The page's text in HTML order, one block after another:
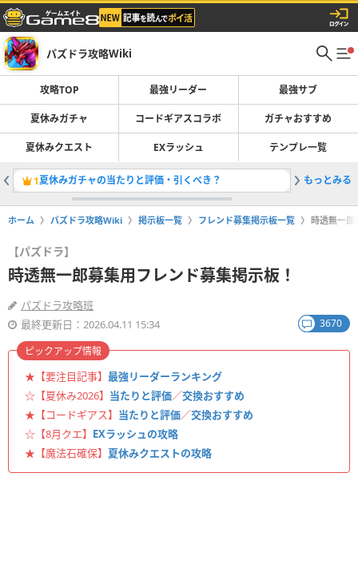
パズドラ攻略Wiki
攻略TOP 最強リーダー 最強サブ
夏休みガチャ コードギアスコラボ ガチャおすすめ
夏休みクエスト EXラッシュ テンプレ一覧
1夏休みガチャの当たりと評価・引くべき？ 2最強リ
もっとみる
ホーム パズドラ攻略Wiki 掲示板一覧 フレンド募集掲示板一覧 時透無一郎
【パズドラ】
時透無一郎募集用フレンド募集掲示板！
パズドラ攻略班
最終更新日：2026.04.11 15:34
3670
★【要注目記事】 最強リーダーランキング
☆【夏休み2026】 当たりと評価／交換おすすめ
★【コードギアス】 当たりと評価／交換おすすめ
☆【8月クエ】 EXラッシュの攻略
★【魔法石確保】 夏休みクエストの攻略
ピックアップ情報